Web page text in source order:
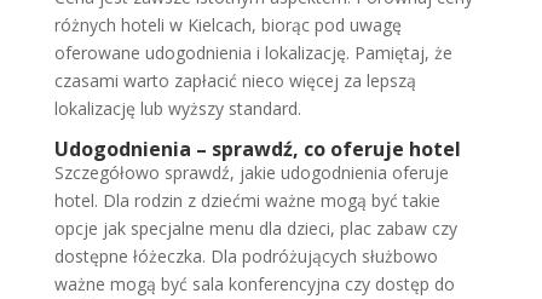
różnych hoteli w Kielcach, biorąc pod uwagę
oferowane udogodnienia i lokalizację. Pamiętaj, że
czasami warto zapłacić nieco więcej za lepszą
lokalizację lub wyższy standard.
Udogodnienia – sprawdź, co oferuje hotel
Szczegółowo sprawdź, jakie udogodnienia oferuje
hotel. Dla rodzin z dziećmi ważne mogą być takie
opcje jak specjalne menu dla dzieci, plac zabaw czy
dostępne łóżeczka. Dla podróżujących służbowo
ważne mogą być sala konferencyjna czy dostęp do